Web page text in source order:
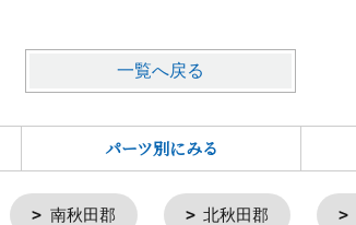
一覧へ戻る
パーツ別にみる
南秋田郡 北秋田郡